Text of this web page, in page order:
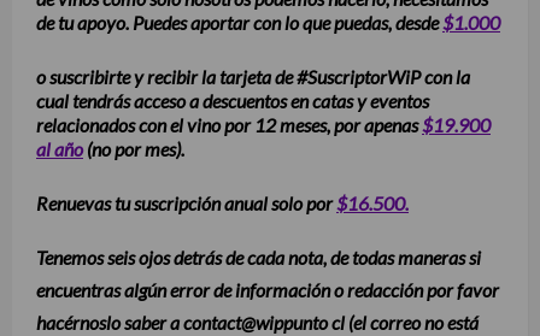
de tu apoyo. Puedes aportar con lo que puedas, desde$1.000
o suscribirte y recibir la tarjeta de #SuscriptorWiP con la
cual tendrás acceso a descuentos en catas y eventos
relacionados con el vino por 12 meses, por apenas$19.900
al año(no por mes).
Renuevas tu suscripción anual solo por$16.500.
Tenemos seis ojos detrás de cada nota, de todas maneras si
encuentras algún error de información o redacción por favor
hacérnoslo saber a contact@wippunto cl (el correo no está